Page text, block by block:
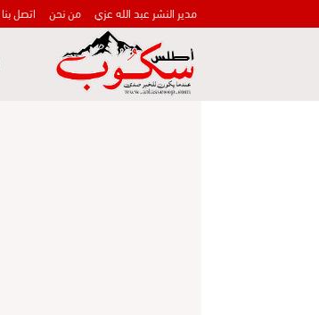
مدير النشر عبد الله عزي من نحن اتصل بنا